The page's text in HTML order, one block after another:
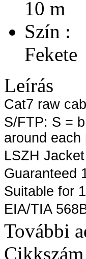
10 m
Szín :
Fekete
Leírás
Cat7 raw
S/FTP: S =
around each
LSZH
Guaranteed
Suitable for
EIA/TIA
További
Cikkszám